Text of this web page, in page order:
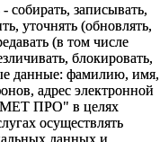
собирать, записывать,
уточнять (обновлять,
(в том числе
блокировать,
данные: фамилию, имя,
адрес электронной
ПРО" в целях
осуществлять
данных и